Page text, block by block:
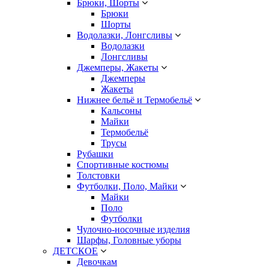
Брюки, Шорты
Брюки
Шорты
Водолазки, Лонгсливы
Водолазки
Лонгсливы
Джемперы, Жакеты
Джемперы
Жакеты
Нижнее бельё и Термобельё
Кальсоны
Майки
Термобельё
Трусы
Рубашки
Спортивные костюмы
Толстовки
Футболки, Поло, Майки
Майки
Поло
Футболки
Чулочно-носочные изделия
Шарфы, Головные уборы
ДЕТСКОЕ
Девочкам